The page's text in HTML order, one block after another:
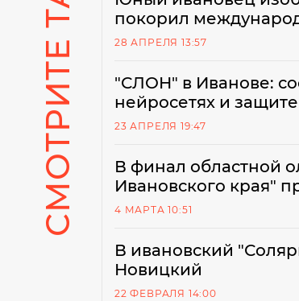
СМОТРИТЕ ТАКЖЕ
покорил
28 АПРЕЛЯ 13:57
"СЛОН" в Иванове:
нейросетях и
23 АПРЕЛЯ 19:47
В финал областной
Ивановского края"
4 МАРТА 10:51
В ивановский
Новицкий
22 ФЕВРАЛЯ 14:00